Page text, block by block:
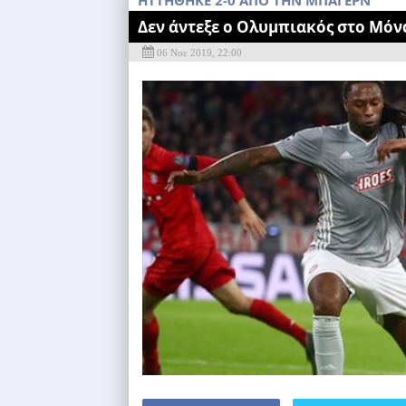
Δεν άντεξε ο Ολυμπιακός στο
06 Νοε 2019, 22:00